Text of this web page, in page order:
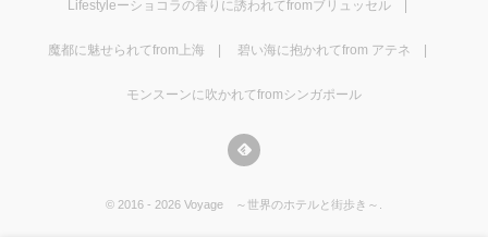
Lifestyleーショコラの香りに誘われてfromブリュッセル
魔都に魅せられてfrom上海 碧い海に抱かれてfrom アテネ
モンスーンに吹かれてfromシンガポール
© 2016 - 2026 Voyage ～世界のホテルと街歩き～